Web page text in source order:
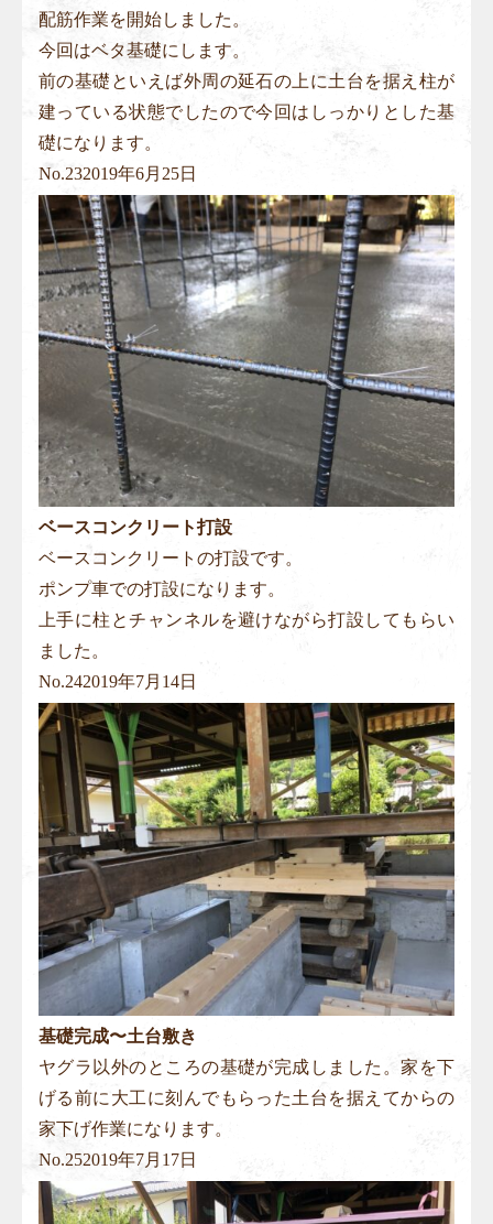
配筋作業を開始しました。
今回はベタ基礎にします。
前の基礎といえば外周の延石の上に土台を据え柱が
建っている状態でしたので今回はしっかりとした基
礎になります。
No.232019年6月25日
ベースコンクリート打設
ベースコンクリートの打設です。
ポンプ車での打設になります。
上手に柱とチャンネルを避けながら打設してもらい
ました。
No.242019年7月14日
基礎完成〜土台敷き
ヤグラ以外のところの基礎が完成しました。家を下
げる前に大工に刻んでもらった土台を据えてからの
家下げ作業になります。
No.252019年7月17日